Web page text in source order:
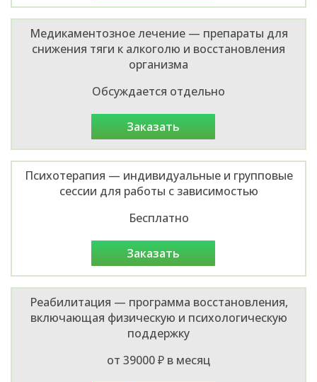
Медикаментозное лечение — препараты для
снижения тяги к алкоголю и восстановления
организма
Обсуждается отдельно
заказать
Психотерапия — индивидуальные и групповые
сессии для работы с зависимостью
Бесплатно
заказать
Реабилитация — программа восстановления,
включающая физическую и психологическую
поддержку
от 39000 ₽ в месяц